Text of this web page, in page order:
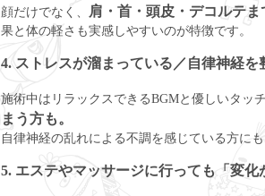
顔だけでなく、 肩・首・頭皮・デコルテ
果と体の軽さも実感しやすいのが特徴です。
4. ストレスが溜まっている／自律神経を
施術中はリラックスできるBGMと優しいタッチ
まう方も。
自律神経の乱れによる不調を感じている方にも
5. エステやマッサージに行っても「変化